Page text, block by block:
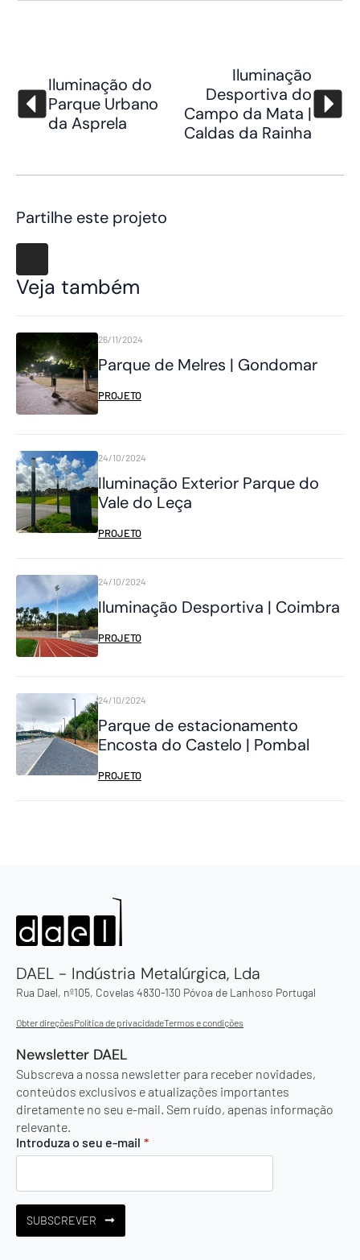
Iluminação do
Parque Urbano
da Asprela
Iluminação
Desportiva do
Campo da Mata |
Caldas da Rainha
Partilhe este projeto
Veja também
Parque de Melres | Gondomar
26/11/2024
PROJETO
Iluminação Exterior Parque do
Vale do Leça
24/10/2024
PROJETO
Iluminação Desportiva | Coimbra
24/10/2024
PROJETO
Parque de estacionamento
Encosta do Castelo | Pombal
24/10/2024
PROJETO
DAEL - Indústria Metalúrgica, Lda
Rua Dael, nº105, Covelas 4830-130 Póvoa de Lanhoso Portugal
Obter direçõesPolítica de privacidadeTermos e condições
Newsletter DAEL
Subscreva a nossa newsletter para receber novidades,
conteúdos exclusivos e atualizações importantes
diretamente no seu e-mail. Sem ruído, apenas informação
relevante.
Introduza o seu e-mail *
SUBSCREVER